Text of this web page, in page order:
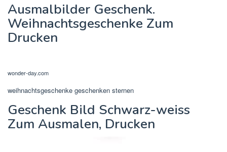
Ausmalbilder Geschenk.
Weihnachtsgeschenke Zum
Drucken
wonder-day.com
weihnachtsgeschenke geschenken sternen
Geschenk Bild Schwarz-weiss
Zum Ausmalen, Drucken